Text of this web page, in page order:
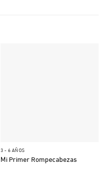
3 - 6 AÑOS
Mi Primer Rompecabezas